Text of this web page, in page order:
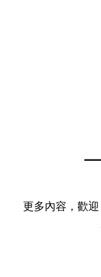
更多內容，歡迎